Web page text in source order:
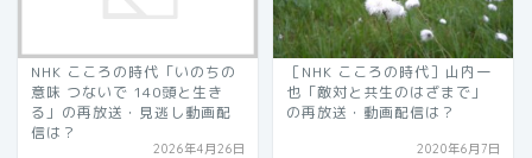
NHK こころの時代「いのちの
意味 つないで 140頭と生き
る」の再放送・見逃し動画配
信は？
2026年4月26日
［NHK こころの時代］山内一
也「敵対と共生のはざまで」
の再放送・動画配信は？
2020年6月7日